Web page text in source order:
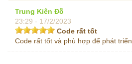
Trung Kiên Đỗ
23:29 - 17/2/2023
Code rất tốt
Code rất tốt và phù hợp để phát triển